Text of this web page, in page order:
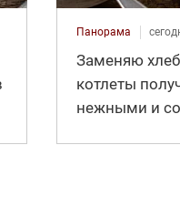
Панорама
Заменяю
котлеты
нежными и